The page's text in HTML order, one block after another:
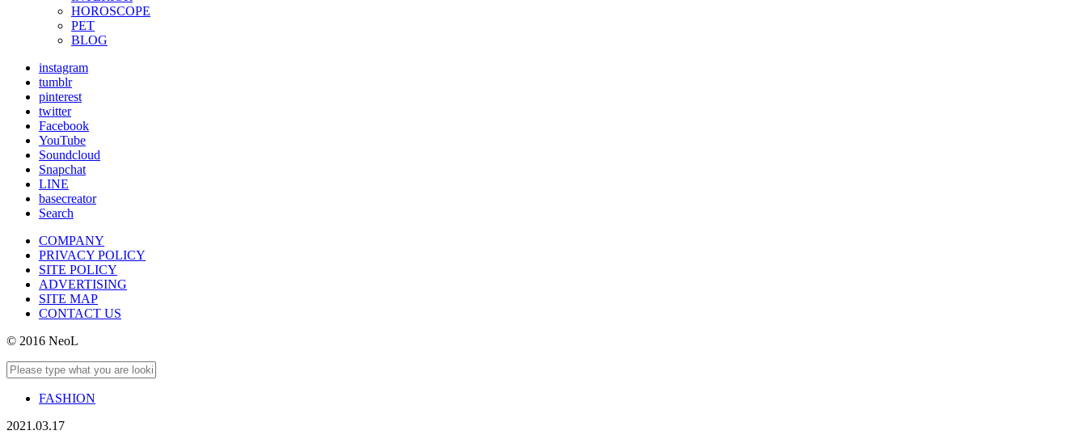
HOROSCOPE
PET
BLOG
instagram
tumblr
pinterest
twitter
Facebook
YouTube
Soundcloud
Snapchat
LINE
basecreator
Search
COMPANY
PRIVACY POLICY
SITE POLICY
ADVERTISING
SITE MAP
CONTACT US
© 2016 NeoL
FASHION
2021.03.17